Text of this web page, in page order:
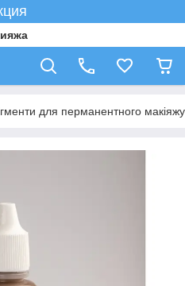
для перманентного макіяжу